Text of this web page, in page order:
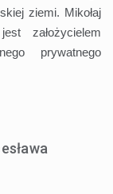
ziemi. Mikołaj
założycielem
prywatnego